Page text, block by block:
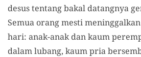
desus tentang bakal datangnya
Semua orang mesti
hari: anak-anak dan kaum
dalam lubang, kaum pria